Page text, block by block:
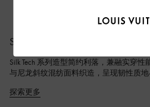
Silk Tech​
Silk Tech 系列造型简约利落，兼融实穿
与尼龙斜纹混纺面料织造，呈现韧性质地
探索更多